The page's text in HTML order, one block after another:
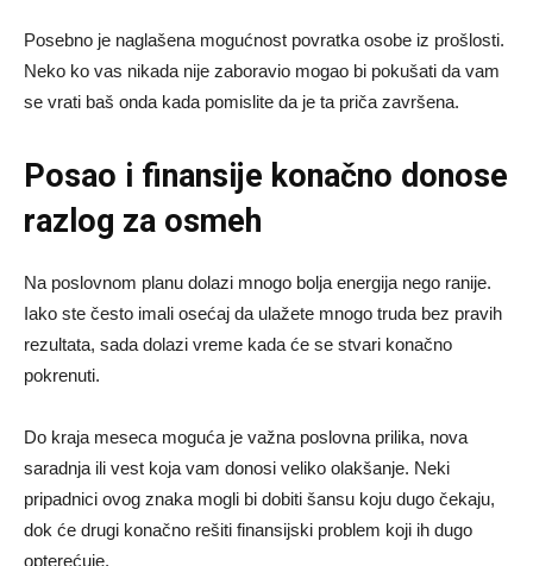
Posebno je naglašena mogućnost povratka osobe iz prošlosti.
Neko ko vas nikada nije zaboravio mogao bi pokušati da vam
se vrati baš onda kada pomislite da je ta priča završena.
Posao i finansije konačno donose
razlog za osmeh
Na poslovnom planu dolazi mnogo bolja energija nego ranije.
Iako ste često imali osećaj da ulažete mnogo truda bez pravih
rezultata, sada dolazi vreme kada će se stvari konačno
pokrenuti.
Do kraja meseca moguća je važna poslovna prilika, nova
saradnja ili vest koja vam donosi veliko olakšanje. Neki
pripadnici ovog znaka mogli bi dobiti šansu koju dugo čekaju,
dok će drugi konačno rešiti finansijski problem koji ih dugo
opterećuje.